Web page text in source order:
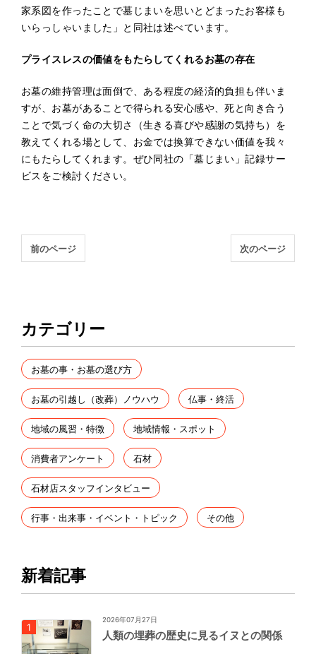
家系図を作ったことで墓じまいを思いとどまったお客様も
いらっしゃいました」と同社は述べています。
プライスレスの価値をもたらしてくれるお墓の存在
お墓の維持管理は面倒で、ある程度の経済的負担も伴いま
すが、お墓があることで得られる安心感や、死と向き合う
ことで気づく命の大切さ（生きる喜びや感謝の気持ち）を
教えてくれる場として、お金では換算できない価値を我々
にもたらしてくれます。ぜひ同社の「墓じまい」記録サー
ビスをご検討ください。
前のページ 次のページ
カテゴリー
お墓の事・お墓の選び方
お墓の引越し（改葬）ノウハウ 仏事・終活
地域の風習・特徴 地域情報・スポット
消費者アンケート 石材
石材店スタッフインタビュー
行事・出来事・イベント・トピック その他
新着記事
2026年07月27日
人類の埋葬の歴史に見るイヌとの関係